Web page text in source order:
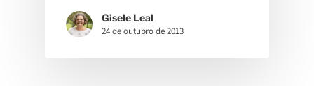
Gisele Leal
24 de outubro de 2013